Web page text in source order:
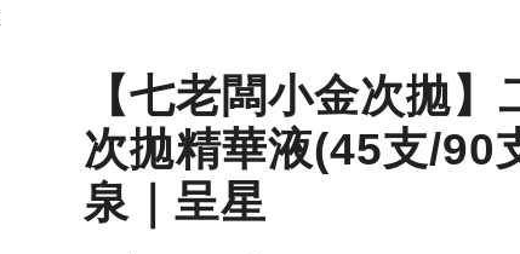
【七老闆小金次拋】
次拋精華液(45支/90
泉｜呈星